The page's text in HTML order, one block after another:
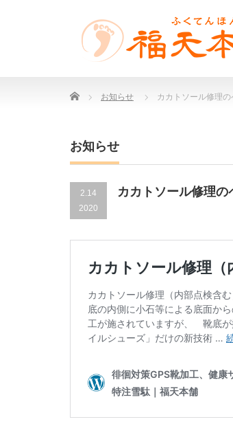
Home お知らせ カカトソール修理の
お知らせ
2.14
2020
カカトソール修理の